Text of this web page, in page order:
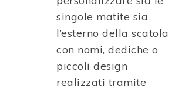
singole matite sia
l’esterno della scatola
con nomi, dediche o
piccoli design
realizzati tramite